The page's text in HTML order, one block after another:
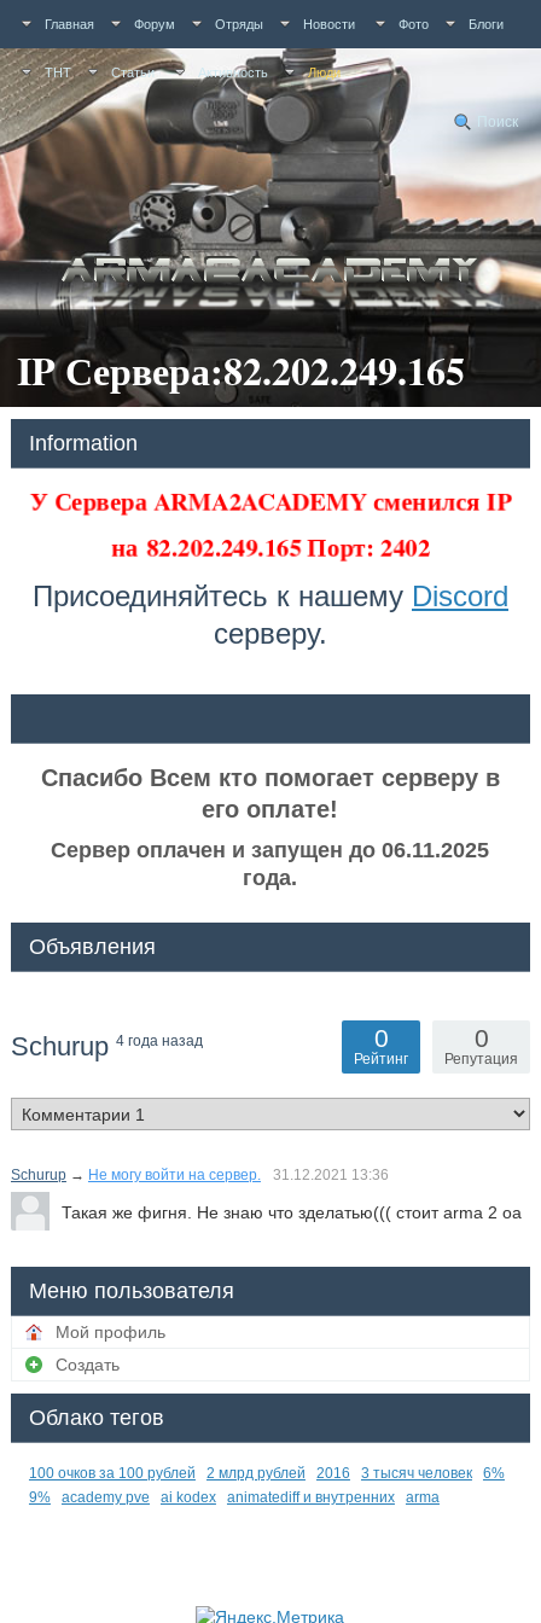
Главная Форум Отряды Новости Фото Блоги
ТНТ Статьи Активность Люди
Поиск
IP Сервера:82.202.249.165
Information
У Сервера ARMA2ACADEMY сменился IP
на 82.202.249.165 Порт: 2402
Присоединяйтесь к нашему Discord
серверу.
Спасибо Всем кто помогает серверу в
его оплате!
Сервер оплачен и запущен до 06.11.2025
года.
Объявления
Schurup 4 года назад 0
Репутация
0
Рейтинг
Schurup→ Не могу войти на сервер. 31.12.2021 13:36
Такая же фигня. Не знаю что зделатью((( стоит arma 2 oa
Меню пользователя
Мой профиль
Создать
Облако тегов
100 очков за 100 рублей 2 млрд рублей 2016 3 тысяч человек
6%
9%
academy pve ai kodex animatediff и внутренних arma